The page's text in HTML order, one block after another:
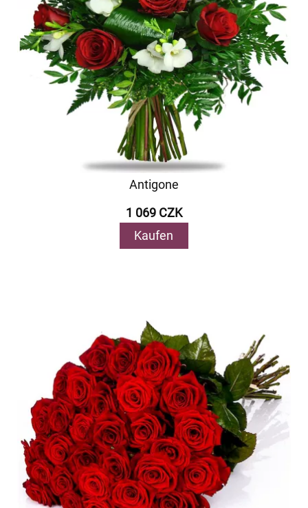
Antigone
1 069 CZK
Kaufen